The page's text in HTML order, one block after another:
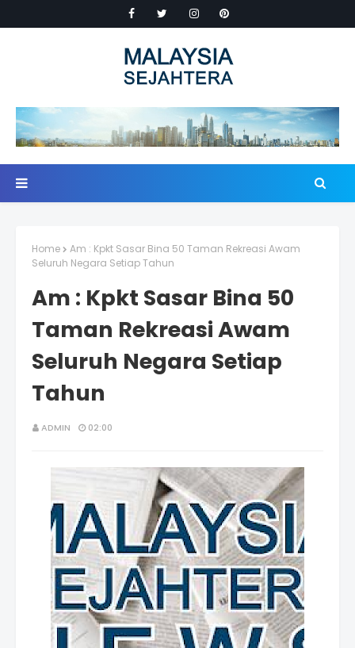
Home
Am : Kpkt Sasar Bina 50 Taman Rekreasi Awam
Seluruh Negara Setiap Tahun
Am : Kpkt Sasar Bina 50
Taman Rekreasi Awam
Seluruh Negara Setiap
Tahun
ADMIN 02:00